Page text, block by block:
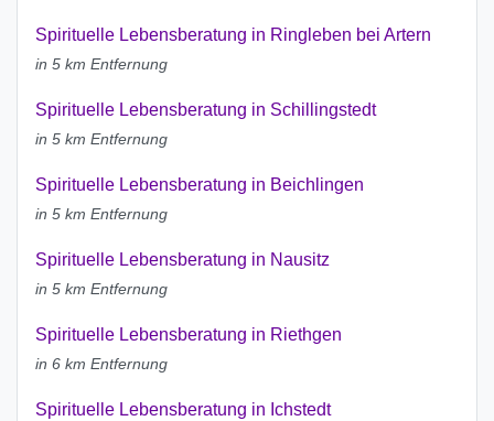
Spirituelle Lebensberatung in Ringleben bei Artern
in 5 km Entfernung
Spirituelle Lebensberatung in Schillingstedt
in 5 km Entfernung
Spirituelle Lebensberatung in Beichlingen
in 5 km Entfernung
Spirituelle Lebensberatung in Nausitz
in 5 km Entfernung
Spirituelle Lebensberatung in Riethgen
in 6 km Entfernung
Spirituelle Lebensberatung in Ichstedt